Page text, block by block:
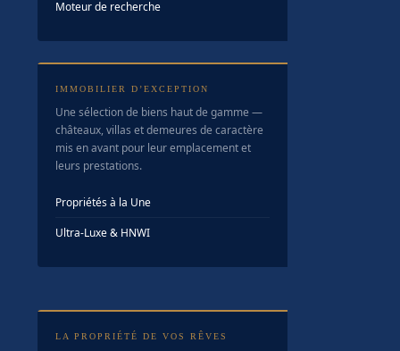
Moteur de recherche
IMMOBILIER D’EXCEPTION
Une sélection de biens haut de gamme —
châteaux, villas et demeures de caractère
mis en avant pour leur emplacement et
leurs prestations.
Propriétés à la Une
Ultra-Luxe & HNWI
LA PROPRIÉTÉ DE VOS RÊVES